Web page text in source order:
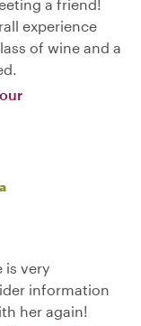
a friend!
experience
of wine and a
is very
information
her again!